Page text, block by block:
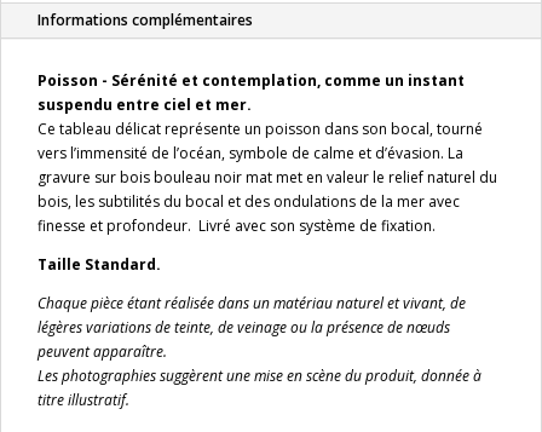
–
Standard
Informations complémentaires
Poisson - Sérénité et contemplation, comme un instant
suspendu entre ciel et mer.
Ce tableau délicat représente un poisson dans son bocal, tourné
vers l’immensité de l’océan, symbole de calme et d’évasion. La
gravure sur bois bouleau noir mat met en valeur le relief naturel du
bois, les subtilités du bocal et des ondulations de la mer avec
finesse et profondeur. Livré avec son système de fixation.
Taille Standard.
Chaque pièce étant réalisée dans un matériau naturel et vivant, de
légères variations de teinte, de veinage ou la présence de nœuds
peuvent apparaître.
Les photographies suggèrent une mise en scène du produit, donnée à
titre illustratif.